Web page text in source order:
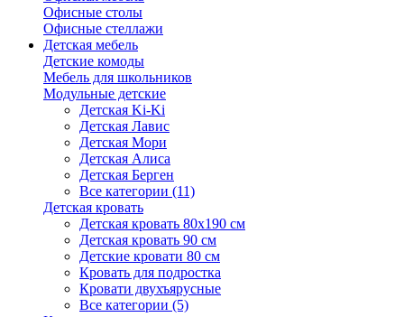
Офисные столы
Офисные стеллажи
Детская мебель
Детские комоды
Мебель для школьников
Модульные детские
Детская Ki-Ki
Детская Лавис
Детская Мори
Детская Алиса
Детская Берген
Все категории (11)
Детская кровать
Детская кровать 80х190 см
Детская кровать 90 см
Детские кровати 80 см
Кровать для подростка
Кровати двухъярусные
Все категории (5)